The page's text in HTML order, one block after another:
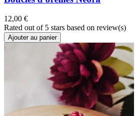
12,00 €
Rated out of 5 stars based on review(s)
Ajouter au panier